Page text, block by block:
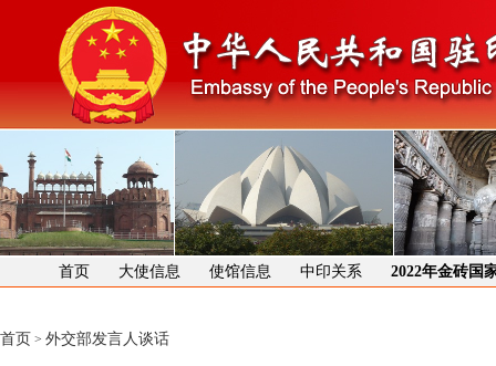
首页 大使信息 使馆信息 中印关系 2022年金砖国
首页 > 外交部发言人谈话